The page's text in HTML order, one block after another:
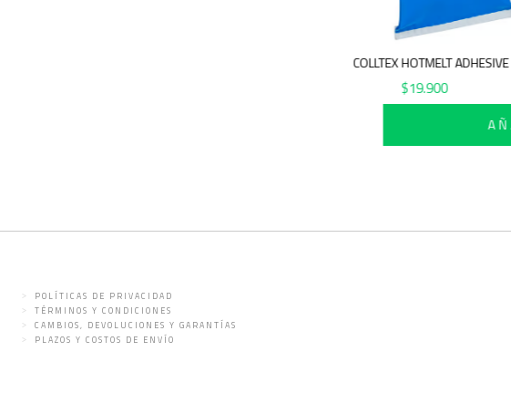
COLLTEX HOTMELT
$19.900
POLÍTICAS DE PRIVACIDAD
TÉRMINOS Y CONDICIONES
CAMBIOS, DEVOLUCIONES Y GARANTÍAS
PLAZOS Y COSTOS DE ENVÍO